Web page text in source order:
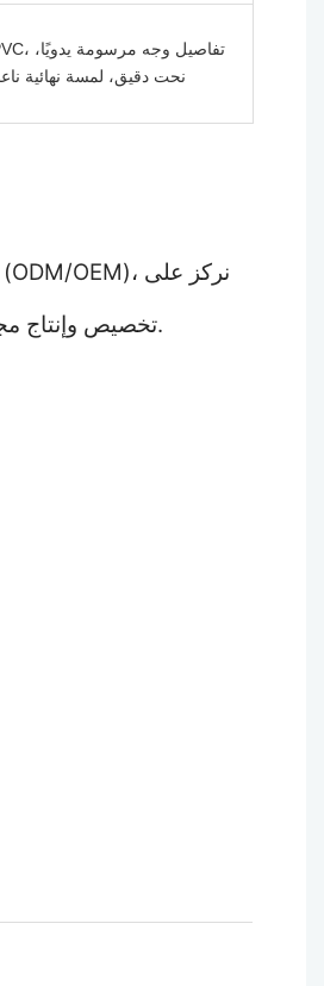
نحت دقيق، لمسة نهائية
تخصيص وإنتاج مجسمات ألعاب ذات تصميم مشابه. إذا كان لديك تصميم مجسم أصلي ترغب في إنتاجه، يُرجى التواصل معنا للحصول على عرض سعر.